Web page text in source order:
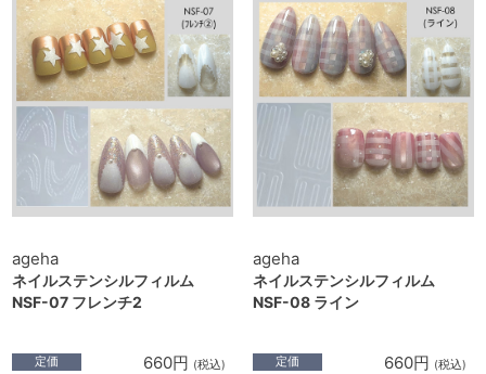
ageha
ネイルステンシルフィルム
NSF-07 フレンチ2
定価 660円 (税込)
ageha
ネイルステンシルフィルム
NSF-08 ライン
定価 660円 (税込)